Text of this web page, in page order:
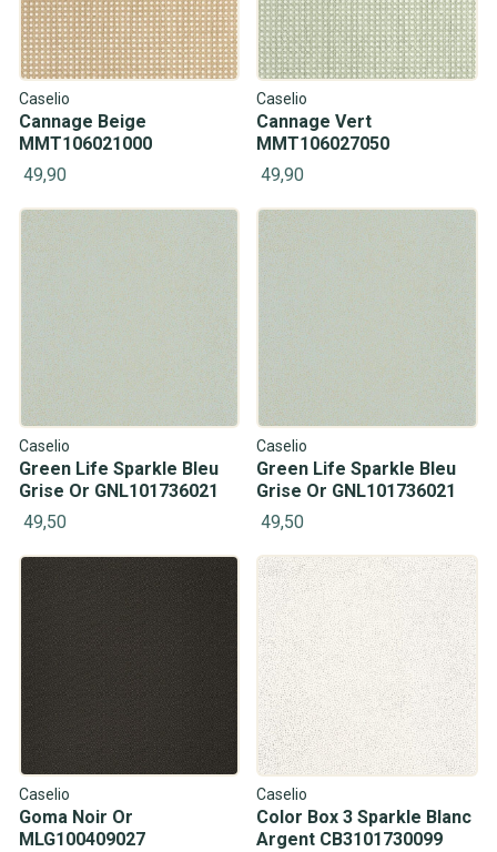
Caselio
Cannage Beige
MMT106021000
49,90
Caselio
Cannage Vert
MMT106027050
49,90
Caselio
Green Life Sparkle Bleu
Grise Or GNL101736021
49,50
Caselio
Green Life Sparkle Bleu
Grise Or GNL101736021
49,50
Caselio
Goma Noir Or
MLG100409027
Caselio
Color Box 3 Sparkle Blanc
Argent CB3101730099